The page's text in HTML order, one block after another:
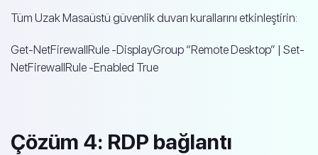
Tüm Uzak Masaüstü güvenlik duvarı kurallarını etkinleştirin:
Get-NetFirewallRule -DisplayGroup “Remote Desktop” | Set-
NetFirewallRule -Enabled True
Çözüm 4: RDP bağlantı